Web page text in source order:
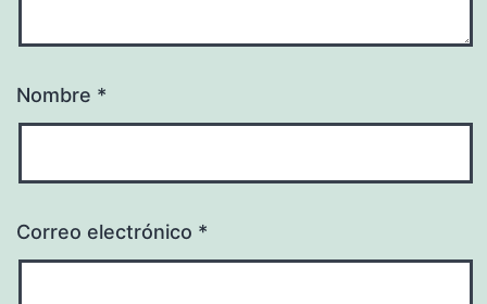
Nombre *
Correo electrónico *